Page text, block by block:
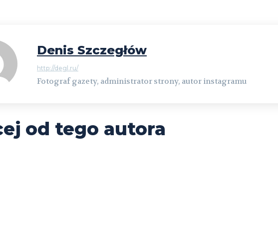
Denis Szczegłów
http://degl.ru/
Fotograf gazety, administrator strony, autor instagramu
od tego autora